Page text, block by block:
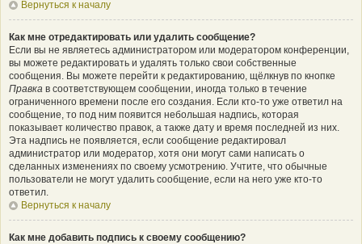
Вернуться к началу
Как мне отредактировать или удалить сообщение?
Если вы не являетесь администратором или модератором конференции,
вы можете редактировать и удалять только свои собственные
сообщения. Вы можете перейти к редактированию, щёлкнув по кнопке
Правка в соответствующем сообщении, иногда только в течение
ограниченного времени после его создания. Если кто-то уже ответил на
сообщение, то под ним появится небольшая надпись, которая
показывает количество правок, а также дату и время последней из них.
Эта надпись не появляется, если сообщение редактировал
администратор или модератор, хотя они могут сами написать о
сделанных изменениях по своему усмотрению. Учтите, что обычные
пользователи не могут удалить сообщение, если на него уже кто-то
ответил.
Вернуться к началу
Как мне добавить подпись к своему сообщению?